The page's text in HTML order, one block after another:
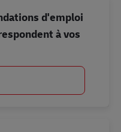
d'emploi
à vos